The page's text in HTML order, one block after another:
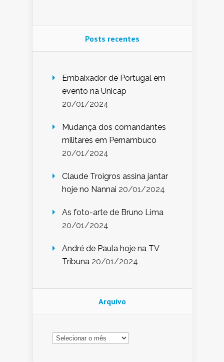
Posts recentes
Embaixador de Portugal em
evento na Unicap
20/01/2024
Mudança dos comandantes
militares em Pernambuco
20/01/2024
Claude Troigros assina jantar
hoje no Nannai 20/01/2024
As foto-arte de Bruno Lima
20/01/2024
André de Paula hoje na TV
Tribuna 20/01/2024
Arquivo
Arquivo